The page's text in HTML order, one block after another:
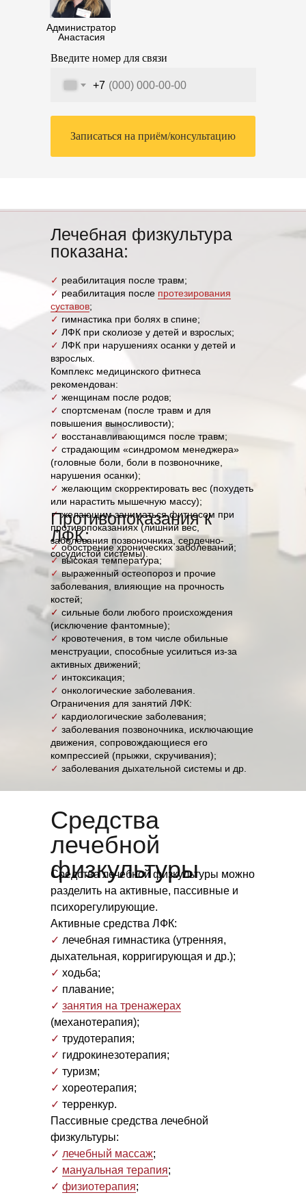
Введите номер для связи
+7
Записаться на приём/консультацию
Администратор
Анастасия
Лечебная физкультура
показана:
✓ реабилитация после травм;
✓реабилитация после протезирования
суставов;
✓ гимнастика при болях в спине;
✓ ЛФК при сколиозе у детей и взрослых;
✓ ЛФК при нарушениях осанки у детей и
взрослых.
Комплекс медицинского фитнеса
рекомендован:
✓ женщинам после родов;
✓ спортсменам (после травм и для
повышения выносливости);
✓ восстанавливающимся после травм;
✓ страдающим «синдромом менеджера»
(головные боли, боли в позвоночнике,
нарушения осанки);
✓ желающим скорректировать вес (похудеть
или нарастить мышечную массу);
✓желающим заниматься фитнесом при
противопоказаниях (лишний вес,
заболевания позвоночника, сердечно-
сосудистой системы).
Противопоказания к
ЛФК:
✓обострение хронических заболеваний;
✓высокая температура;
✓выраженный остеопороз и прочие
заболевания, влияющие на прочность
костей;
✓ сильные боли любого происхождения
(исключение фантомные);
✓ кровотечения, в том числе обильные
менструации, способные усилиться из-за
активных движений;
✓ интоксикация;
✓ онкологические заболевания.
Ограничения для занятий ЛФК:
✓ кардиологические заболевания;
✓ заболевания позвоночника, исключающие
движения, сопровождающиеся его
компрессией (прыжки, скручивания);
✓ заболевания дыхательной системы и др.
Средства лечебной физкультуры можно
разделить на активные, пассивные и
психорегулирующие.
Активные средства ЛФК:
✓ лечебная гимнастика (утренняя,
дыхательная, корригирующая и др.);
✓ ходьба;
✓ плавание;
✓ занятия на тренажерах
(механотерапия);
✓ трудотерапия;
✓ гидрокинезотерапия;
✓ туризм;
✓ хореотерапия;
✓ терренкур.
Пассивные средства лечебной
физкультуры:
✓ лечебный массаж;
✓ мануальная терапия;
✓ физиотерапия;
Средства
лечебной
физкультуры